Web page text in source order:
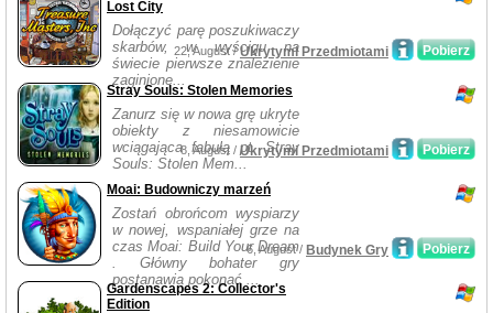
Lost City
Dołączyć parę poszukiwaczy
skarbów, w wyścigu na
świecie pierwsze znalezienie
zaginione...
Pobierz
22, August /Ukrytymi Przedmiotami
Stray Souls: Stolen Memories
Zanurz się w nowa grę ukryte
obiekty z niesamowicie
wciągająca fabułą pt. Stray
Souls: Stolen Mem...
Pobierz
8, August / Ukrytymi Przedmiotami
Moai: Budowniczy marzeń
Zostań obrońcom wyspiarzy
w nowej, wspaniałej grze na
czas Moai: Build Your Dream
. Główny bohater gry
postanawia pokonać ...
Pobierz
6, August / Budynek Gry
Gardenscapes 2: Collector's
Edition